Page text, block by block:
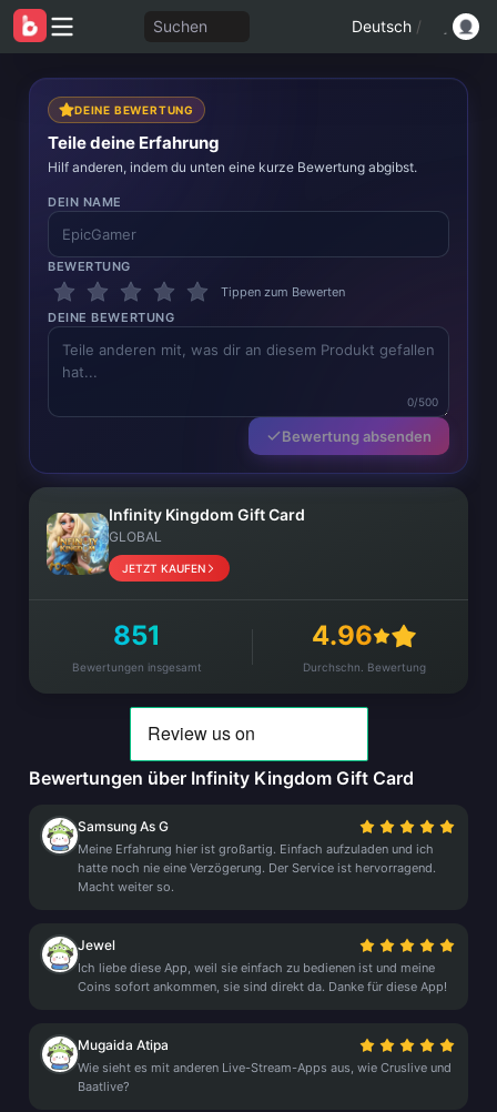
Suchen Deutsch /
DEINE BEWERTUNG
Teile deine Erfahrung
Hilf anderen, indem du unten eine kurze Bewertung abgibst.
DEIN NAME
BEWERTUNG
Tippen zum Bewerten
DEINE BEWERTUNG
0/500
Bewertung absenden
Infinity Kingdom Gift Card
GLOBAL
JETZT KAUFEN
851
Bewertungen insgesamt
4.96
Durchschn. Bewertung
Bewertungen über Infinity Kingdom Gift Card
Samsung As G
Meine Erfahrung hier ist großartig. Einfach aufzuladen und ich
hatte noch nie eine Verzögerung. Der Service ist hervorragend.
Macht weiter so.
Jewel
Ich liebe diese App, weil sie einfach zu bedienen ist und meine
Coins sofort ankommen, sie sind direkt da. Danke für diese App!
Mugaida Atipa
Wie sieht es mit anderen Live-Stream-Apps aus, wie Cruslive und
Baatlive?